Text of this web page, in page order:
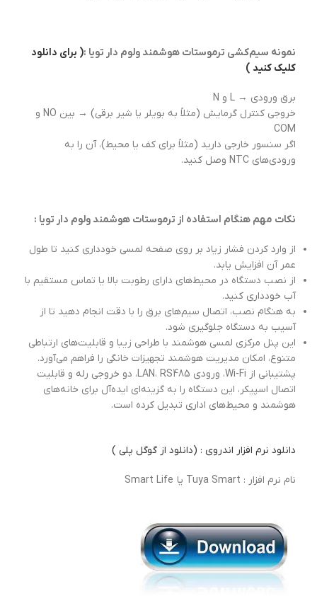
نمونه سیم‌کشی ترموستات هوشمند ولوم دار تویا :( برای دانلود
کلیک کنید )
برق ورودی → L و N
خروجی کنترل گرمایش (مثلاً به بویلر یا شیر برقی) → بین NO و
COM
اگر سنسور خارجی دارید (مثلاً برای کف یا محیط)، آن را به
ورودی‌های NTC وصل کنید.
نکات مهم هنگام استفاده از ترموستات هوشمند ولوم دار تویا :
از وارد کردن فشار زیاد بر روی صفحه لمسی خودداری کنید تا طول
عمر آن افزایش یابد.
از نصب دستگاه در محیط‌های دارای رطوبت بالا یا تماس مستقیم با
آب خودداری کنید.
به هنگام نصب، اتصال سیم‌های برق را با دقت انجام دهید تا از
آسیب به دستگاه جلوگیری شود.
این پنل مرکزی لمسی هوشمند با طراحی زیبا و قابلیت‌های ارتباطی
متنوع، امکان مدیریت هوشمند تجهیزات خانگی را فراهم می‌آورد.
پشتیبانی از Wi-Fi، ورودی LAN، RS485، دو خروجی رله و قابلیت
اتصال اسپیکر، این دستگاه را به گزینه‌ای ایده‌آل برای خانه‌های
هوشمند و محیط‌های اداری تبدیل کرده است.
دانلود نرم افزار اندروی : (دانلود از گوگل پلی )
نام نرم افزار : Tuya Smart یا Smart Life